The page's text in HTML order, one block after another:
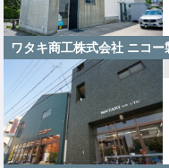
ワタキ商工株式会社 ニコー